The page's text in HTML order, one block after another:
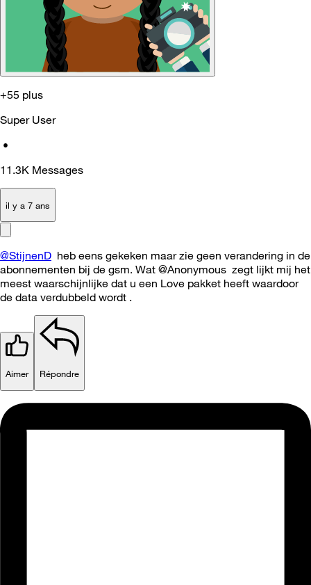
+55 plus
Super User
•
11.3K Messages
il y a 7 ans
@StijnenD heb eens gekeken maar zie geen verandering in de
abonnementen bij de gsm. Wat @Anonymous zegt lijkt mij het
meest waarschijnlijke dat u een Love pakket heeft waardoor
de data verdubbeld wordt .
Aimer Répondre